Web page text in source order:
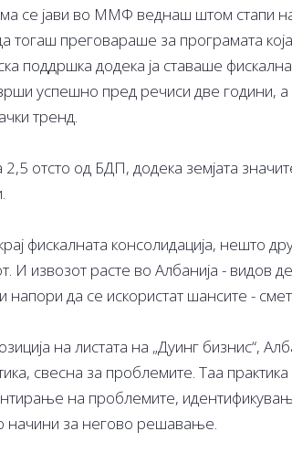
се јави во ММФ веднаш штом стапи
тогаш преговараше за програмата
поддршка додека ја ставаше
успешно пред речиси две години, а
тренд.
отсто од БДП, додека земјата
фискалната консолидација, нешто
И извозот расте во Албанија - видов
напори да се искористат шансите -
на листата на „Дуинг бизнис“,
свесна за проблемите. Таа
на проблемите,
начини за негово решавање.